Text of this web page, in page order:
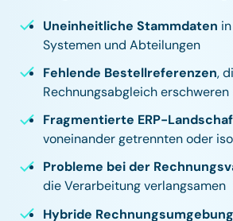
Uneinheitliche Stammdaten
Systemen und Abteilungen
Fehlende Bestellreferenzen,
Rechnungsabgleich erschweren
Fragmentierte ERP-
voneinander getrennten oder
Probleme bei der
die Verarbeitung verlangsamen
Hybride